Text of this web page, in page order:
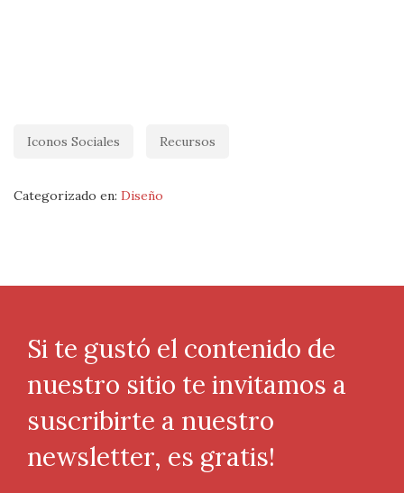
Iconos Sociales Recursos
Categorizado en: Diseño
Si te gustó el contenido de
nuestro sitio te invitamos a
suscribirte a nuestro
newsletter, es gratis!